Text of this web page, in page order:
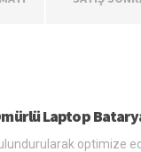
Laptop
optimize